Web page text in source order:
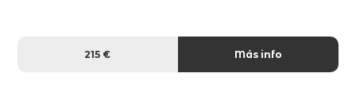
215 € Más info